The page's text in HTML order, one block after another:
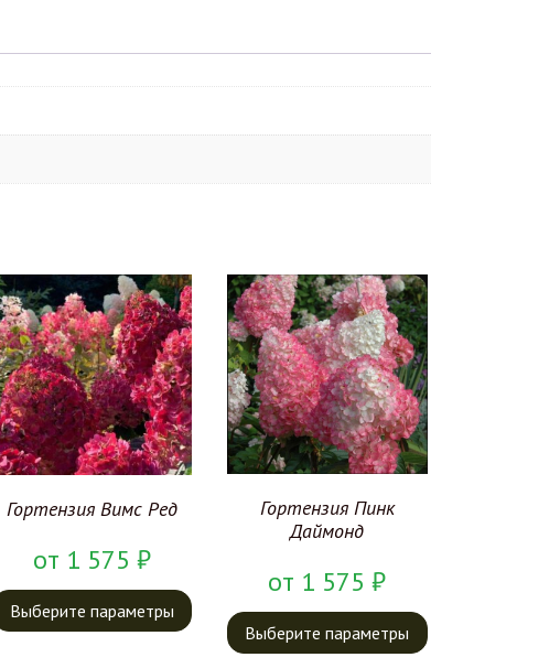
Гортензия Вимс Ред
от 1 575 ₽
Выберите параметры
Гортензия Пинк
Даймонд
от 1 575₽
Выберите параметры